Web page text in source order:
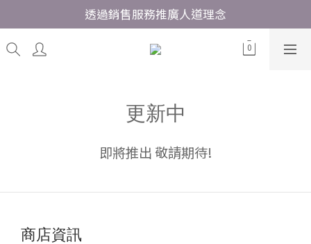
透過銷售服務推廣人道理念
更新中
即將推出 敬請期待!
商店資訊